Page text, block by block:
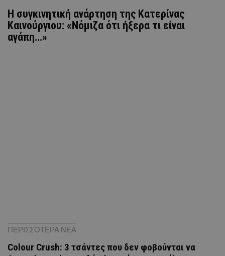
H συγκινητική ανάρτηση της Κατερίνας
Καινούργιου: «Νόμιζα ότι ήξερα τι είναι
αγάπη…»
ΠΕΡΙΣΣΟΤΕΡΑ ΝΕΑ
Colour Crush: 3 τσάντες που δεν φοβούνται να